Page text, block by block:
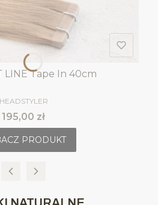
LINE Tape In 40cm
PRODUCENT
HEADSTYLER
Cena
195,00 zł
PRODUKT